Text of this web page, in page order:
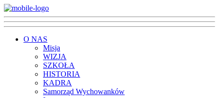
O NAS
Misja
WIZJA
SZKOŁA
HISTORIA
KADRA
Samorząd Wychowanków